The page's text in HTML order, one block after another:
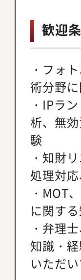
歓迎
・フォ
術分野
・IPラ
析、無
験
・知財
処理対応
・MOT
に関す
・弁理
知識・
いただ